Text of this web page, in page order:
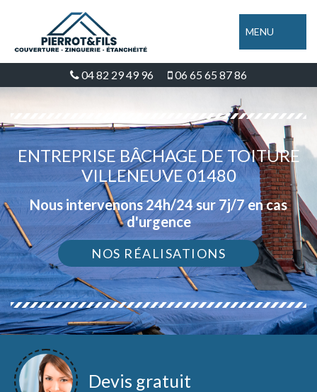
MENU
04 82 29 49 96 06 65 65 87 86
ENTREPRISE BÂCHAGE DE TOITURE
VILLENEUVE 01480
Nous intervenons 24h/24 sur 7j/7 en cas
d'urgence
NOS RÉALISATIONS
Devis gratuit